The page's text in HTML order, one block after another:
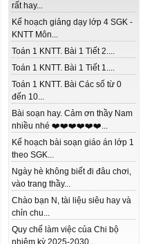
rất hay...
Kế hoạch giảng dạy lớp 4 SGK -
KNTT Môn...
Toán 1 KNTT. Bài 1 Tiết 2....
Toán 1 KNTT. Bài 1 Tiết 1....
Toán 1 KNTT. Bài Các số từ 0
đến 10...
Bài soạn hay. Cảm ơn thầy Nam
nhiều nhé ❤️❤️❤️❤️❤️❤️...
Kế hoạch bài soạn giáo án lớp 1
theo SGK...
Ngày hè không biết đi đâu chơi,
vào trang thầy...
Chào bạn N, tài liệu siêu hay và
chỉn chu...
Quy chế làm việc của Chi bộ
nhiệm kỳ 2025-2030...